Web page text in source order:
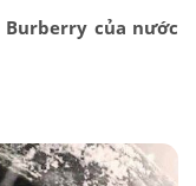
Burberry của nước